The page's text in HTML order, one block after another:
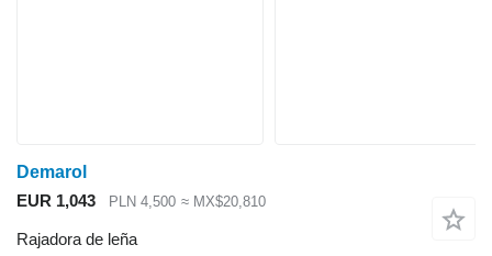
Demarol
EUR 1,043
PLN 4,500 ≈ MX$20,810
Rajadora de leña